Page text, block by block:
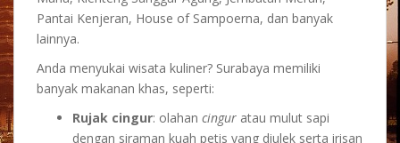
Pantai Kenjeran, House of Sampoerna, dan banyak
lainnya.
Anda menyukai wisata kuliner? Surabaya memiliki
banyak makanan khas, seperti:
Rujak cingur: olahan cingur atau mulut sapi
dengan siraman kuah petis yang diulek serta irisan